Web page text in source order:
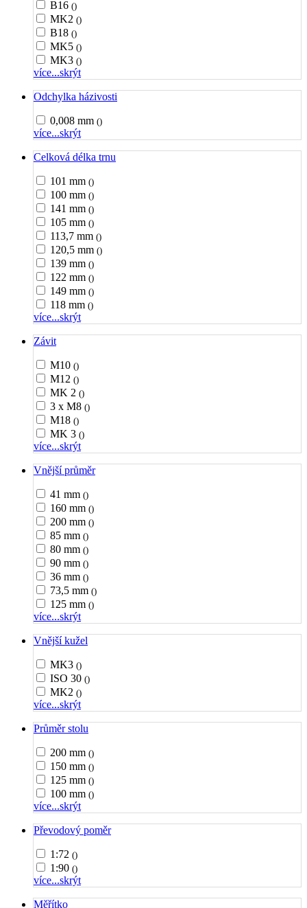
B16 ()
MK2 ()
B18 ()
MK5 ()
MK3 ()
více...skrýt
Odchylka házivosti
0,008 mm ()
více...skrýt
Celková délka trnu
101 mm ()
100 mm ()
141 mm ()
105 mm ()
113,7 mm ()
120,5 mm ()
139 mm ()
122 mm ()
149 mm ()
118 mm ()
více...skrýt
Závit
M10 ()
M12 ()
MK 2 ()
3 x M8 ()
M18 ()
MK 3 ()
více...skrýt
Vnější průměr
41 mm ()
160 mm ()
200 mm ()
85 mm ()
80 mm ()
90 mm ()
36 mm ()
73,5 mm ()
125 mm ()
více...skrýt
Vnější kužel
MK3 ()
ISO 30 ()
MK2 ()
více...skrýt
Průměr stolu
200 mm ()
150 mm ()
125 mm ()
100 mm ()
více...skrýt
Převodový poměr
1:72 ()
1:90 ()
více...skrýt
Měřítko